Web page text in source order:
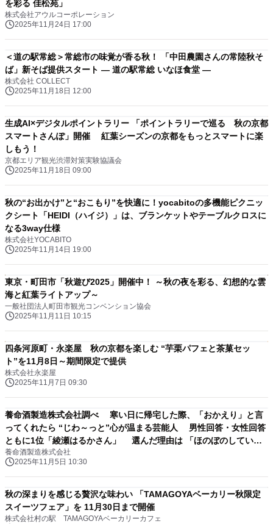
を彩る 佳松苑」
株式会社アウルコーポレーション
2025年11月24日 17:00
＜道の駅常総＞常総市の味覚が香る秋！ 「中田農園さんの常陸秋そ
ば」新そば提供スタート ― 道の駅常総 いなほ食堂 ―
株式会社 COLLECT
2025年11月18日 12:00
生成AI×デジタルポイントラリー 「ポイントラリーで巡る 秋の京都
スマートさんぽ」開催 紅葉シーズンの京都をもっとスマートに楽
しもう！
京都エリア観光渋滞対策実験協議会
2025年11月18日 09:00
秋の“お出かけ”と“おこもり”を快適に！yocabitoの多機能ピクニッ
クシート「HEIDI（ハイジ）」は、ブランケットやテーブルクロスに
なる3way仕様
株式会社YOCABITO
2025年11月14日 19:00
東京・町田市「秋遊び2025」開催中！ ～秋の夜を彩る、幻想的な雲
海と紅葉ライトアップ～
一般社団法人町田市観光コンベンション協会
2025年11月11日 10:15
四条河原町・永楽屋 秋の京都を楽しむ “芋栗パフェと茶菓セッ
ト”を11月8日～期間限定で提供
株式会社永楽屋
2025年11月7日 09:30
養命酒製造株式会社調べ 寒い日に帰宅した際、「おかえり」と言
ってくれたら “じわ～っと”心が温まる芸能人 男性回答・女性回答
ともに1位「綾瀬はるかさん」 選んだ理由は 「ほのぼのしている
から」「癒しになる」など
養命酒製造株式会社
2025年11月5日 10:30
秋の深まりを感じる贅沢な味わい 「TAMAGOYAベーカリー秋限定
スイーツフェア」を 11月30日まで開催
株式会社村の駅 TAMAGOYAベーカリーカフェ